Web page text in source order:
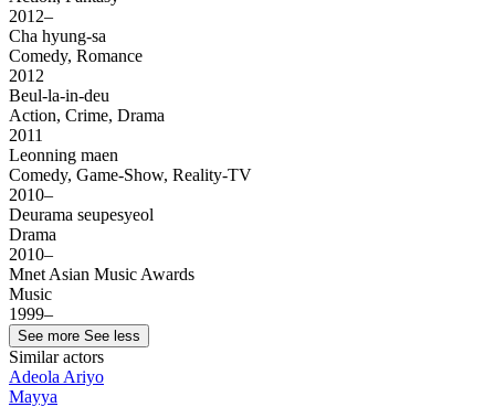
2012–
Cha hyung-sa
Comedy, Romance
2012
Beul-la-in-deu
Action, Crime, Drama
2011
Leonning maen
Comedy, Game-Show, Reality-TV
2010–
Deurama seupesyeol
Drama
2010–
Mnet Asian Music Awards
Music
1999–
See more See less
Similar actors
Adeola Ariyo
Mayya